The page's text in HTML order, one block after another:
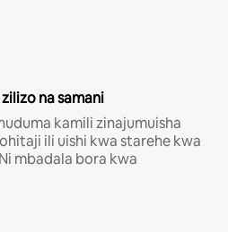
na samani
kamili zinajumuisha
ili uishi kwa starehe kwa
mbadala bora kwa